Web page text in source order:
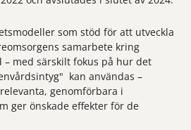
som stöd för att utveckla
samarbete kring
– med särskilt fokus på hur det
kan användas –
genomförbara i
ger önskade effekter för de